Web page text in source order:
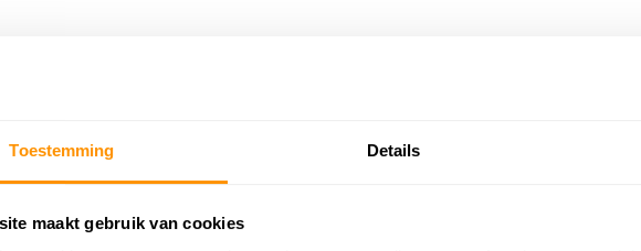
Toestemming Details
maakt gebruik van cookies